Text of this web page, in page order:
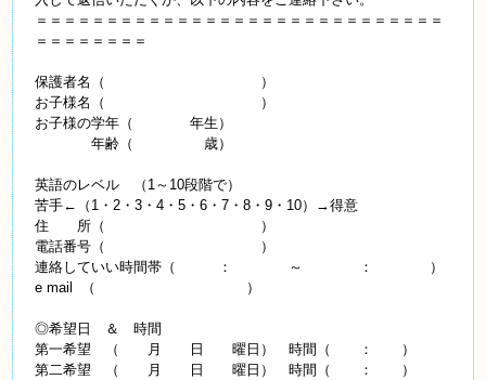
＝＝＝＝＝＝＝＝＝＝＝＝＝＝＝＝＝＝＝＝＝＝＝＝＝＝＝＝＝
＝＝＝＝＝＝＝＝
保護者名（ ）
お子様名（ ）
お子様の学年（ 年生）
年齢（ 歳）
英語のレベル （1～10段階で）
苦手←（1・2・3・4・5・6・7・8・9・10）→得意
住 所（ ）
電話番号（ ）
連絡していい時間帯（ ： ～ ： ）
e mail （ ）
◎希望日 ＆ 時間
第一希望 （ 月 日 曜日） 時間（ ： ）
第二希望 （ 月 日 曜日） 時間（ ： ）